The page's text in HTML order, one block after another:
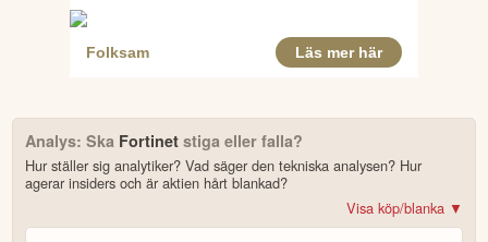
Analys: Ska Fortinetstiga eller falla?
Hur ställer sig analytiker? Vad säger den tekniska analysen? Hur
agerar insiders och är aktien hårt blankad?
Bonus: Få upp till 500 USD i tillgångar när du öppnar konto –se
Visa köp/blanka ▼